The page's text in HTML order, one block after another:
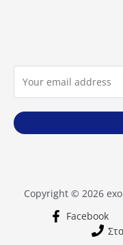
Copyright © 2026
Facebook